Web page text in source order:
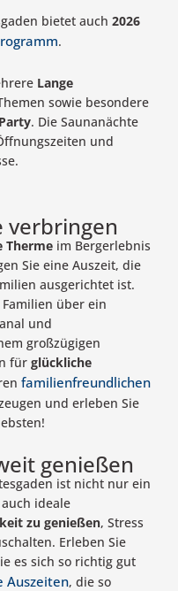
bietet auch 2026
.
Lange
sowie besondere
. Die Saunanächte
und
verbringen
Therme im Bergerlebnis
Sie eine Auszeit, die
ausgerichtet ist.
über ein
und
großzügigen
für glückliche
familienfreundlichen
und erleben Sie
genießen
ist nicht nur ein
ideale
zu genießen, Stress
Erleben Sie
es sich so richtig gut
Auszeiten, die so